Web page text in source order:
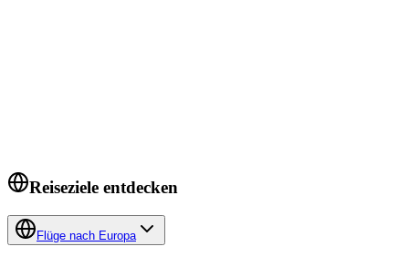
Reiseziele entdecken
Flüge nach Europa